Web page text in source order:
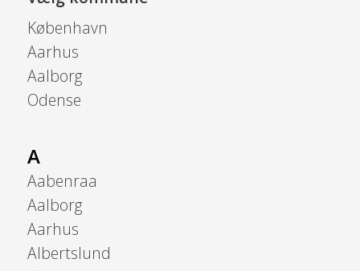
København
Aarhus
Aalborg
Odense
A
Aabenraa
Aalborg
Aarhus
Albertslund